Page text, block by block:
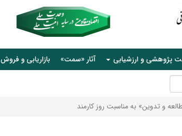
پژوهشی و ارزشیابی آثار «سمت» بازاریابی و فروش
و تدوین» به مناسبت روز کارمند